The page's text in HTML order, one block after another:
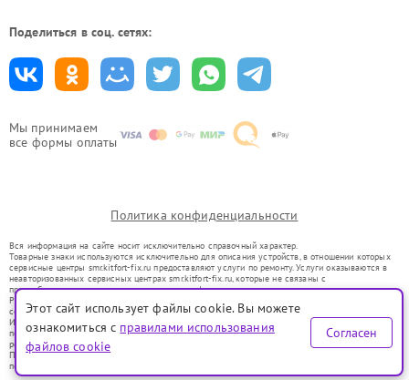
Мы принимаем
все формы оплаты
Поделиться в соц. сетях:
Политика конфиденциальности
Вся информация на сайте носит исключительно справочный характер.
Товарные знаки используются исключительно для описания устройств, в отношении которых
сервисные центры smr.kitfort-fix.ru предоставляют услуги по ремонту. Услуги оказываются в
неавторизованных сервисных центрах smr.kitfort-fix.ru, которые не связаны с
правообладателями товарных знаков или их официальными представителями.
Ремонт осуществляется для устройств, уже введенных в гражданский оборот в соответствии
со статьей 1487 ГК РФ.
Использование товарных знаков не преследует цели индивидуализации услуг или введения
потребителей в заблуждение, а служит для информирования о предоставляемых услугах по
ремонту техники указанных брендов.
Представленная на сайте информация не является публичной офертой, определяемой
положениями Статьи 437(2) Гражданского кодекса РФ
Этот сайт использует файлы cookie. Вы можете
ознакомиться с правилами использования
файлов cookie
Согласен